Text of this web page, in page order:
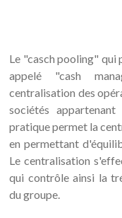
Le "casch pooling" qui
appelé "cash
centralisation des
sociétés
pratique permet la
en permettant
Le centralisation
qui contrôle ainsi la
du groupe.